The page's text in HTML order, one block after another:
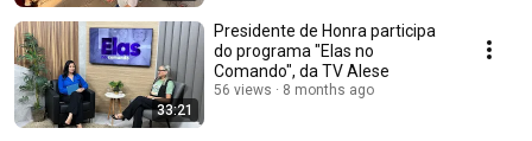
33:21
Presidente de Honra participa
do programa "Elas no
Comando", da TV Alese
56 views 8 months ago